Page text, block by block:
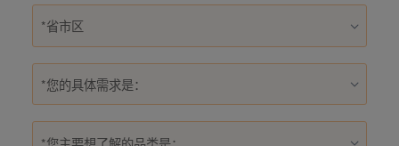
*您的具体需求是：